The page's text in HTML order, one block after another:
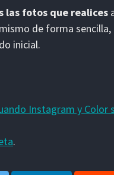
fotos que realices
de forma
inicial.
Instagram y Color
.